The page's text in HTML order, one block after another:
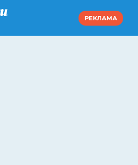
РЕКЛАМА